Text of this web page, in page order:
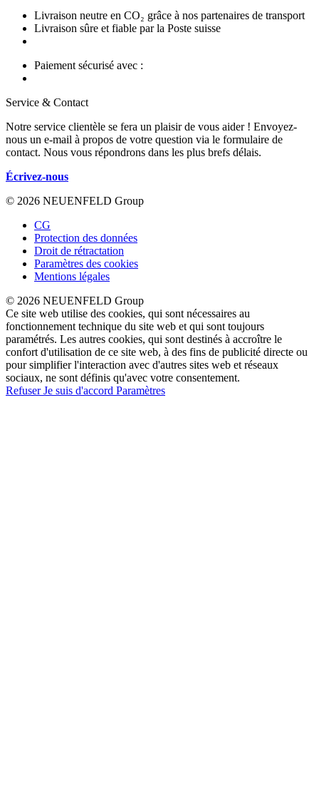
Livraison neutre en CO₂ grâce à nos partenaires de transport
Livraison sûre et fiable par la Poste suisse
Paiement sécurisé avec :
Service & Contact
Notre service clientèle se fera un plaisir de vous aider ! Envoyez-
nous un e-mail à propos de votre question via le formulaire de
contact. Nous vous répondrons dans les plus brefs délais.
Écrivez-nous
© 2026 NEUENFELD Group
CG
Protection des données
Droit de rétractation
Paramètres des cookies
Mentions légales
© 2026 NEUENFELD Group
Ce site web utilise des cookies, qui sont nécessaires au
fonctionnement technique du site web et qui sont toujours
paramétrés. Les autres cookies, qui sont destinés à accroître le
confort d'utilisation de ce site web, à des fins de publicité directe ou
pour simplifier l'interaction avec d'autres sites web et réseaux
sociaux, ne sont définis qu'avec votre consentement.
RefuserJe suis d'accord Paramètres